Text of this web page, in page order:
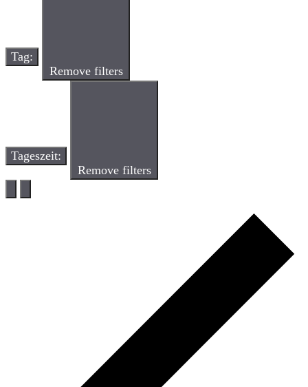
Tag:
Remove filters
Tageszeit:
Remove filters